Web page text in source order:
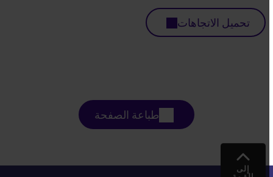
تحميل الاتجاهات
طباعة الصفحة
إلى